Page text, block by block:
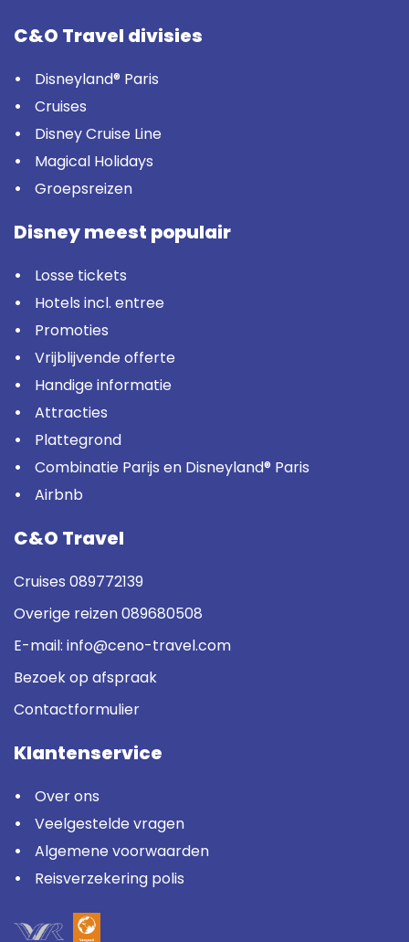
C&O Travel divisies
Disneyland® Paris
Cruises
Disney Cruise Line
Magical Holidays
Groepsreizen
Disney meest populair
Losse tickets
Hotels incl. entree
Promoties
Vrijblijvende offerte
Handige informatie
Attracties
Plattegrond
Combinatie Parijs en Disneyland® Paris
Airbnb
C&O Travel
Cruises 089772139
Overige reizen089680508
E-mail: info@ceno-travel.com
Bezoek op afspraak
Contactformulier
Klantenservice
Over ons
Veelgestelde vragen
Algemene voorwaarden
Reisverzekering polis